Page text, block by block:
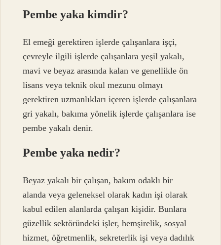
Pembe yaka kimdir?
El emeği gerektiren işlerde çalışanlara işçi,
çevreyle ilgili işlerde çalışanlara yeşil yakalı,
mavi ve beyaz arasında kalan ve genellikle ön
lisans veya teknik okul mezunu olmayı
gerektiren uzmanlıkları içeren işlerde çalışanlara
gri yakalı, bakıma yönelik işlerde çalışanlara ise
pembe yakalı denir.
Pembe yaka nedir?
Beyaz yakalı bir çalışan, bakım odaklı bir
alanda veya geleneksel olarak kadın işi olarak
kabul edilen alanlarda çalışan kişidir. Bunlara
güzellik sektöründeki işler, hemşirelik, sosyal
hizmet, öğretmenlik, sekreterlik işi veya dadılık